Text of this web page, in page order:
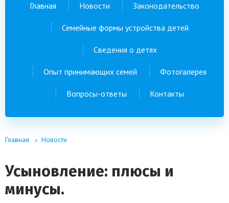
Главная Новости Законодательство
Семейные формы устройства детей
Сведения о детях
Опыт принимающих семей Фотогалерея
Вопросы-ответы Контакты
Главная Новости
Усыновление: плюсы и
минусы.